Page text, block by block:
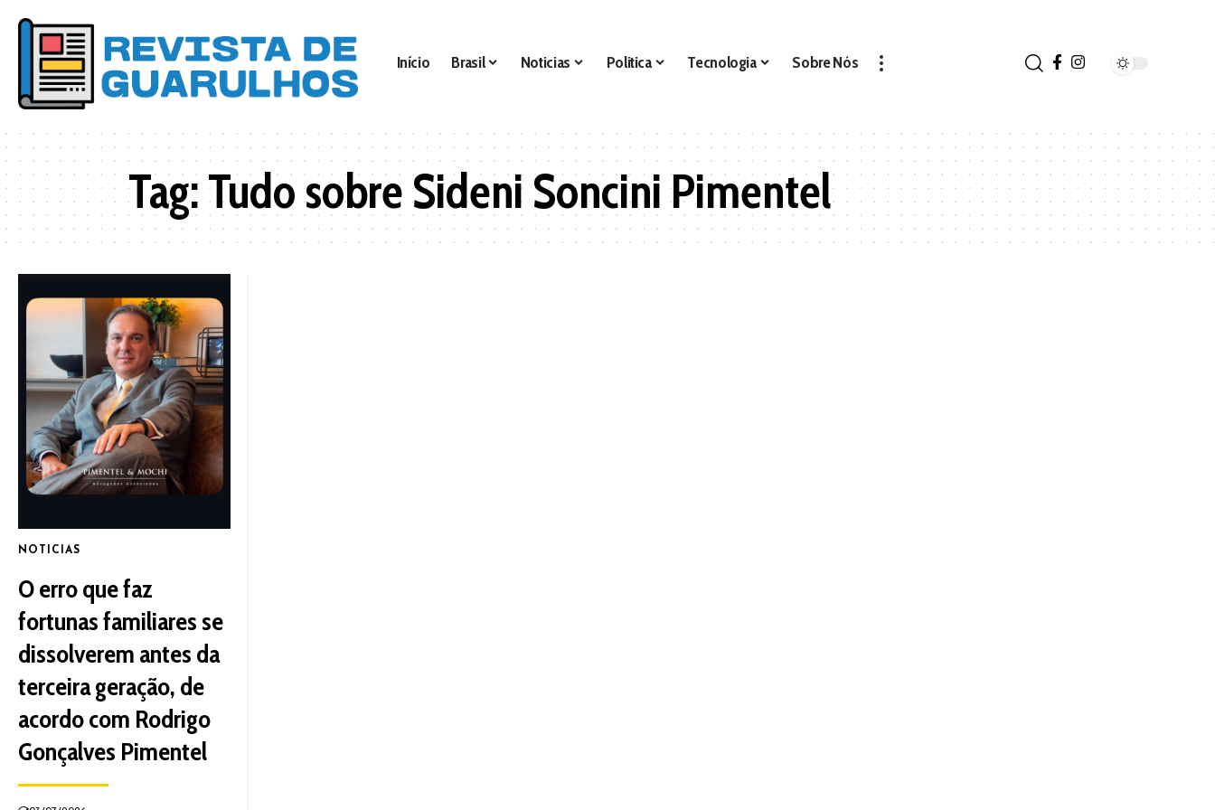
Início Brasil Noticias Politica Tecnologia Sobre Nós
Tag:Tudo sobre Sideni Soncini Pimentel
NOTICIAS
O erro que faz
fortunas familiares se
dissolverem antes da
terceira geração, de
acordo com Rodrigo
Gonçalves Pimentel